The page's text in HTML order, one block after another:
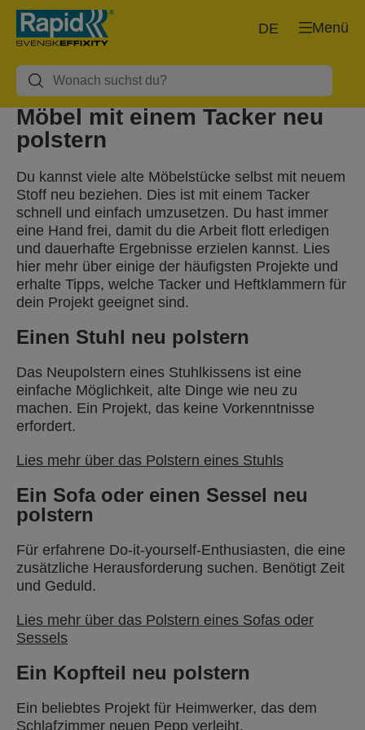
Menü
DE
Möbel mit einem Tacker neu
polstern
Du kannst viele alte Möbelstücke selbst mit neuem
Stoff neu beziehen. Dies ist mit einem Tacker
schnell und einfach umzusetzen. Du hast immer
eine Hand frei, damit du die Arbeit flott erledigen
und dauerhafte Ergebnisse erzielen kannst. Lies
hier mehr über einige der häufigsten Projekte und
erhalte Tipps, welche Tacker und Heftklammern für
dein Projekt geeignet sind.
Einen Stuhl neu polstern
Das Neupolstern eines Stuhlkissens ist eine
einfache Möglichkeit, alte Dinge wie neu zu
machen. Ein Projekt, das keine Vorkenntnisse
erfordert.
Lies mehr über das Polstern eines Stuhls
Ein Sofa oder einen Sessel neu
polstern
Für erfahrene Do-it-yourself-Enthusiasten, die eine
zusätzliche Herausforderung suchen. Benötigt Zeit
und Geduld.
Lies mehr über das Polstern eines Sofas oder
Sessels
Ein Kopfteil neu polstern
Ein beliebtes Projekt für Heimwerker, das dem
Schlafzimmer neuen Pepp verleiht.